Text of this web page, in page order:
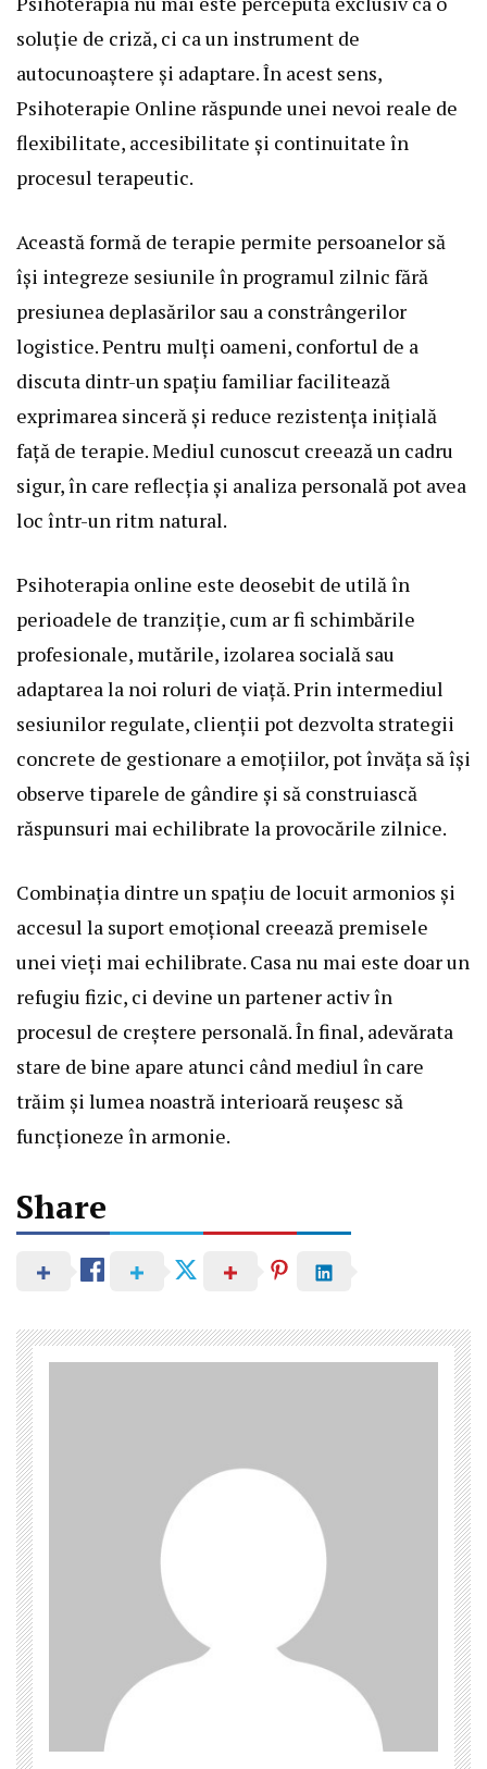
soluție de criză, ci ca un instrument de
autocunoaștere și adaptare. În acest sens,
Psihoterapie Online răspunde unei nevoi reale de
flexibilitate, accesibilitate și continuitate în
procesul terapeutic.
Această formă de terapie permite persoanelor să
își integreze sesiunile în programul zilnic fără
presiunea deplasărilor sau a constrângerilor
logistice. Pentru mulți oameni, confortul de a
discuta dintr-un spațiu familiar facilitează
exprimarea sinceră și reduce rezistența inițială
față de terapie. Mediul cunoscut creează un cadru
sigur, în care reflecția și analiza personală pot avea
loc într-un ritm natural.
Psihoterapia online este deosebit de utilă în
perioadele de tranziție, cum ar fi schimbările
profesionale, mutările, izolarea socială sau
adaptarea la noi roluri de viață. Prin intermediul
sesiunilor regulate, clienții pot dezvolta strategii
concrete de gestionare a emoțiilor, pot învăța să își
observe tiparele de gândire și să construiască
răspunsuri mai echilibrate la provocările zilnice.
Combinația dintre un spațiu de locuit armonios și
accesul la suport emoțional creează premisele
unei vieți mai echilibrate. Casa nu mai este doar un
refugiu fizic, ci devine un partener activ în
procesul de creștere personală. În final, adevărata
stare de bine apare atunci când mediul în care
trăim și lumea noastră interioară reușesc să
funcționeze în armonie.
Share